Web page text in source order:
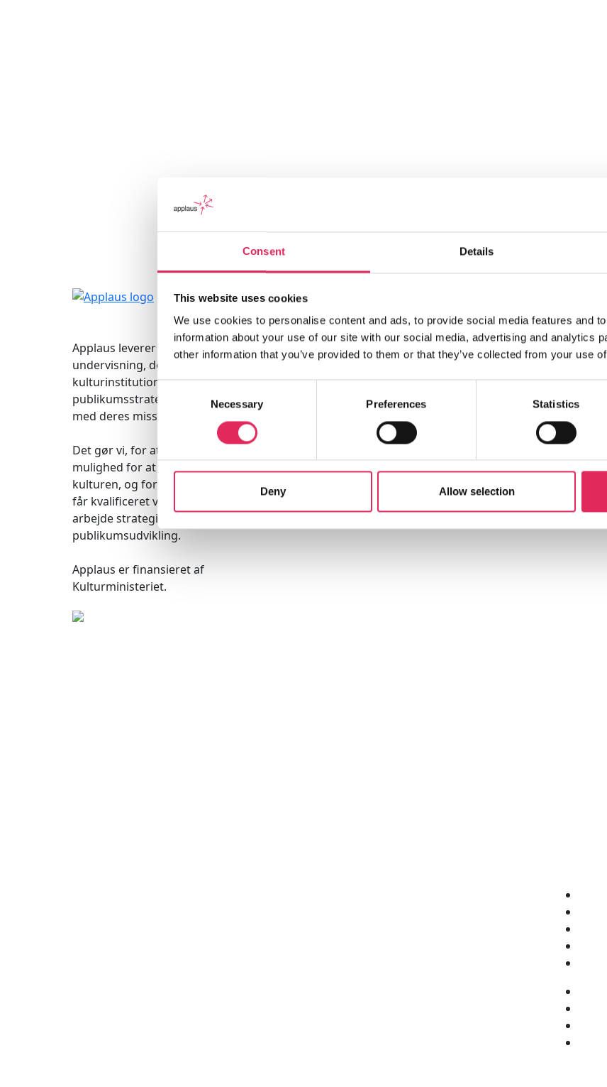
Consent Details
This website uses cookies
We use cookies to personalise content and ads, to provide social media features and
information about your use of our site with our social media, advertising and analytics
other information that you’ve provided to them or that they’ve collected from your use
Selection
Necessary Preferences Statistics
Deny Allow selection
Applaus leverer viden, værktøjer og
undervisning, der hjælper
kulturinstitutioner med at udvikle deres
publikumsstrategi i overensstemmelse
med deres mission.
Det gør vi, for at endnu flere borgere får
mulighed for at møde kunsten og
kulturen, og for at kulturinstitutionerne
får kvalificeret viden og inspiration til
arbejde strategisk med
publikumsudvikling.
Applaus er finansieret af
Kulturministeriet.
Vartov
Farvergade 27, opgang D, 3.
sal 1463
København
CVR: 42809780
Kurser
Bliv
applaus